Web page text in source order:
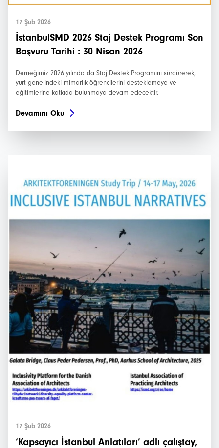
Bültenler
17 Şub 2026
İstanbulSMD 2026 Staj Destek Programı Son
Başvuru Tarihi : 30 Nisan 2026
Derneğimiz 2026 yılında da Staj Destek Programını sürdürerek,
yurt genelindeki mimarlık öğrencilerini desteklemeye ve
eğitimlerine katkıda bulunmaya devam edecektir.
Devamını Oku
17 Şub 2026
‘Kapsayıcı İstanbul Anlatıları’ adlı çalıştay,